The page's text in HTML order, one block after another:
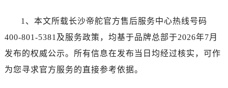
1、本文所载长沙帝舵官方售后服务中心热线号码
400-801-5381及服务政策，均基于品牌总部于2026年7月
发布的权威公示。所有信息在发布当日均经过核实，可作
为您寻求官方服务的直接参考依据。